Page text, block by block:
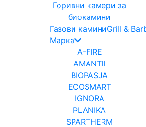
Горивни камери за
биокамини
Газови каминиGrill &
Марка
A-FIRE
AMANTII
BIOPASJA
ECOSMART
IGNORA
PLANIKA
SPARTHERM